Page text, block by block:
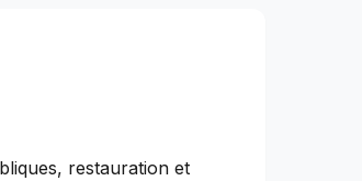
restauration et